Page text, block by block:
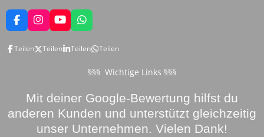
F
a
e
I
n
t
m
Y
o
u
T
W
h
t
Teilen Teilen Teilen Teilen
§§§ Wichtige Links §§§
Mit deiner Google-Bewertung hilfst du
anderen Kunden und unterstützt gleichzeitig
unser Unternehmen. Vielen Dank!